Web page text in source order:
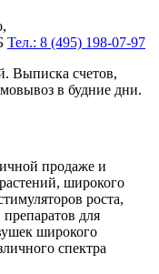
Тел.: 8 (495) 198-07-97
Выписка счетов,
в будние дни.
продаже и
широкого
роста,
для
широкого
спектра